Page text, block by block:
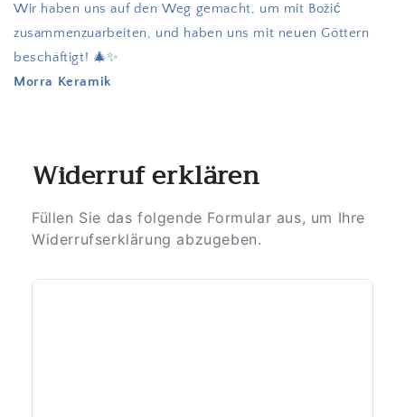
Wir haben uns auf den Weg gemacht, um mit Božić
zusammenzuarbeiten, und haben uns mit neuen Göttern
beschäftigt! 🎄✨
Morra Keramik
Widerruf erklären
Füllen Sie das folgende Formular aus, um Ihre
Widerrufserklärung abzugeben.